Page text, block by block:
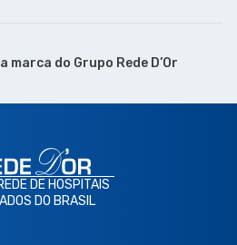
marca do Grupo Rede D’Or
DE HOSPITAIS
DO BRASIL